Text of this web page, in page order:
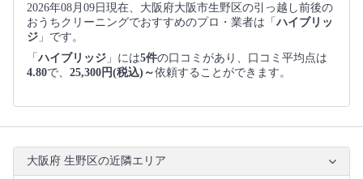
2026年08月09日現在、大阪府大阪市生野区の引っ越し前後の
おうちクリーニングでおすすめのプロ・業者は「ハイブリッ
ジ 」です。
「ハイブリッジ 」には5件の口コミがあり、口コミ平均点は
4.80で、 25,300円(税込)～依頼することができます。
大阪府 生野区の近隣エリア